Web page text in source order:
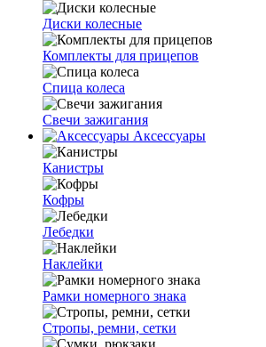
Диски колесные
Комплекты для прицепов
Спица колеса
Свечи зажигания
Аксессуары
Канистры
Кофры
Лебедки
Наклейки
Рамки номерного знака
Стропы, ремни, сетки